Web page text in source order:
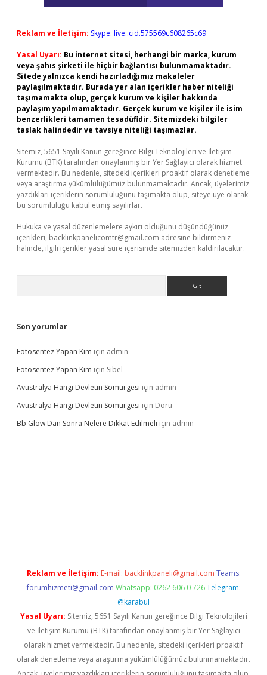
Reklam ve İletişim: Skype: live:.cid.575569c608265c69
Yasal Uyarı: Bu internet sitesi, herhangi bir marka, kurum
veya şahıs şirketi ile hiçbir bağlantısı bulunmamaktadır.
Sitede yalnızca kendi hazırladığımız makaleler
paylaşılmaktadır. Burada yer alan içerikler haber niteliği
taşımamakta olup, gerçek kurum ve kişiler hakkında
paylaşım yapılmamaktadır. Gerçek kurum ve kişiler ile isim
benzerlikleri tamamen tesadüfidir. Sitemizdeki bilgiler
taslak halindedir ve tavsiye niteliği taşımazlar.
Sitemiz, 5651 Sayılı Kanun gereğince Bilgi Teknolojileri ve İletişim
Kurumu (BTK) tarafından onaylanmış bir Yer Sağlayıcı olarak hizmet
vermektedir. Bu nedenle, sitedeki içerikleri proaktif olarak denetleme
veya araştırma yükümlülüğümüz bulunmamaktadır. Ancak, üyelerimiz
yazdıkları içeriklerin sorumluluğunu taşımakta olup, siteye üye olarak
bu sorumluluğu kabul etmiş sayılırlar.
Hukuka ve yasal düzenlemelere aykırı olduğunu düşündüğünüz
içerikleri, backlinkpanelicomtr@gmail.com adresine bildirmeniz
halinde, ilgili içerikler yasal süre içerisinde sitemizden kaldırılacaktır.
Son yorumlar
Fotosentez Yapan Kim için admin
Fotosentez Yapan Kim için Sibel
Avustralya Hangi Devletin Sömürgesi için admin
Avustralya Hangi Devletin Sömürgesi için Doru
Bb Glow Dan Sonra Nelere Dikkat Edilmeli için admin
Reklam ve İletişim: E-mail: backlinkpaneli@gmail.com Teams:
forumhizmeti@gmail.com Whatsapp: 0262 606 0 726 Telegram:
@karabul
Yasal Uyarı: Sitemiz, 5651 Sayılı Kanun gereğince Bilgi Teknolojileri
ve İletişim Kurumu (BTK) tarafından onaylanmış bir Yer Sağlayıcı
olarak hizmet vermektedir. Bu nedenle, sitedeki içerikleri proaktif
olarak denetleme veya araştırma yükümlülüğümüz bulunmamaktadır.